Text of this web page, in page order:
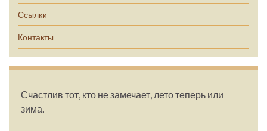
Ссылки
Контакты
Счастлив тот, кто не замечает, лето теперь или
зима.